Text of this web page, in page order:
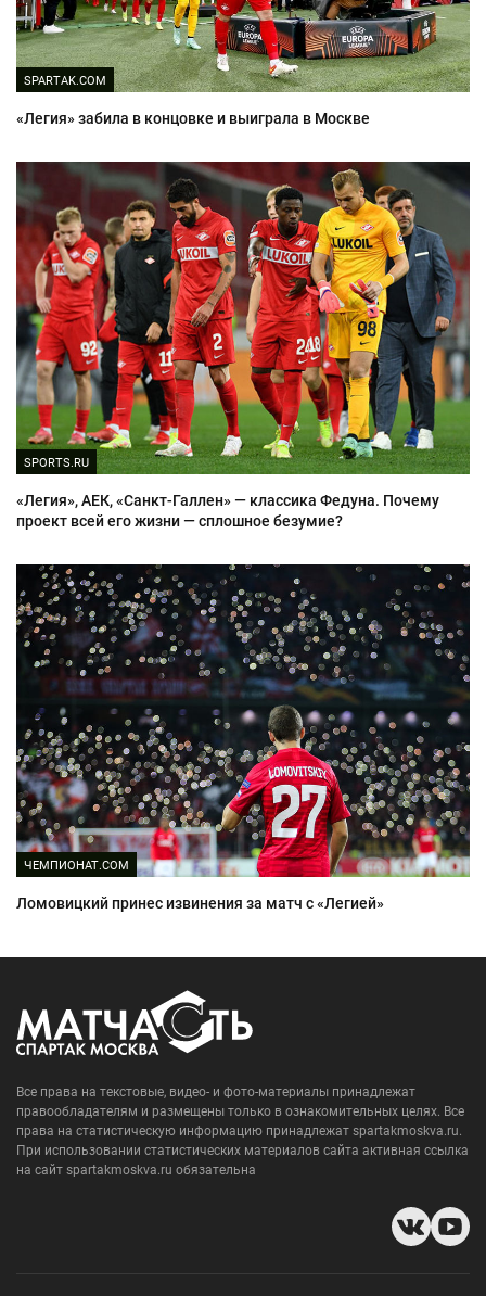
SPARTAK.COM
«Легия» забила в концовке и выиграла в Москве
SPORTS.RU
«Легия», АЕК, «Санкт-Галлен» — классика Федуна. Почему
проект всей его жизни — сплошное безумие?
ЧЕМПИОНАТ.COM
Ломовицкий принес извинения за матч с «Легией»
Все права на текстовые, видео- и фото-материалы принадлежат
правообладателям и размещены только в ознакомительных целях. Все
права на статистическую информацию принадлежат spartakmoskva.ru.
При использовании статистических материалов сайта активная ссылка
на сайт spartakmoskva.ru обязательна